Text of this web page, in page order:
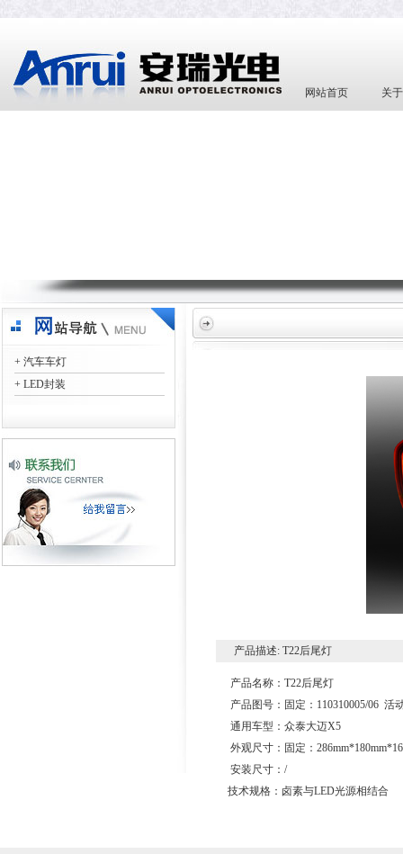
网站首页 关
+ 汽车车灯
+ LED封装
产品描述: T22后尾灯
产品名称：T22后尾灯
产品图号：固定：110310005/06 活
通用车型：众泰大迈X5
外观尺寸：固定：
安装尺寸：/
技术规格：卤素与LED光源相结合